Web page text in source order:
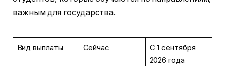
важным для государства.
Вид выплаты Сейчас
С 1 сентября
2026 года